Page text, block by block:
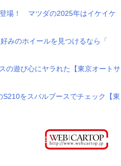
場！ マツダの2025年はイケイケ
みのホイールを見つけるなら「
の遊び心にヤラれた【東京オートサ
をスバルブースでチェック【東